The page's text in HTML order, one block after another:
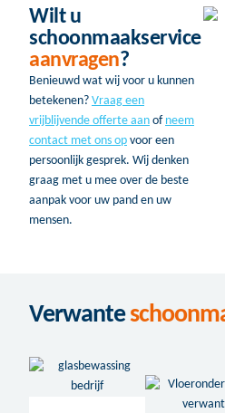
Wilt u
schoonmaakservice
aanvragen?
Benieuwd wat wij voor u kunnen
betekenen? Vraag een
vrijblijvende offerte aan of neem
contact met ons op voor een
persoonlijk gesprek. Wij denken
graag met u mee over de beste
aanpak voor uw pand en uw
mensen.
Verwante